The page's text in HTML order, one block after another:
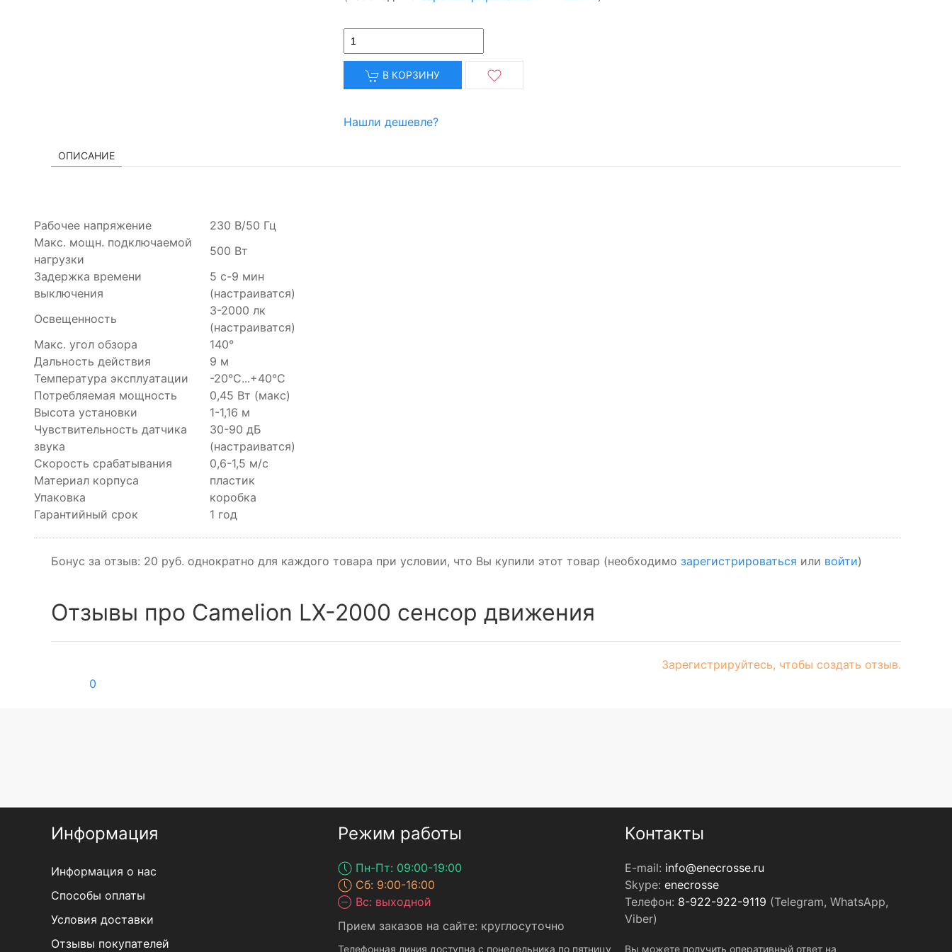
В КОРЗИНУ
Нашли дешевле?
ОПИСАНИЕ
Рабочее напряжение
230 B/50 Гц
Макс. мощн. подключаемой
нагрузки
500 Bт
Задержка времени
выключения
5 с-9 мин
(настраиватся)
Освещенность
3-2000 лк
(настраиватся)
Макс. угол обзора
140°
Дальность действия
9 м
Температура эксплуатации
-20°C...+40°C
Потребляемая мощность
0,45 Вт (макс)
Высота установки
1-1,16 м
Чувствительность датчика
звука
30-90 дБ
(настраиватся)
Скорость срабатывания
0,6-1,5 м/с
Материал корпуса
пластик
Упаковка
коробка
Гарантийный срок
1 год
корпуса:белый
Бонус за отзыв: 20 руб. однократно для каждого товара при условии, что Вы купили этот товар (необходимо зарегистрироваться или войти)
Отзывы про Camelion LX-2000 сенсор движения
Зарегистрируйтесь, чтобы создать отзыв.
0
Информация
Информация о нас
Способы оплаты
Условия доставки
Отзывы покупателей
Режим работы
Пн-Пт: 09:00-19:00
Сб: 9:00-16:00
Вс: выходной
Прием заказов на сайте: круглосуточно
Телефонная линия доступна с понедельника по пятницу
Контакты
E-mail: info@enecrosse.ru
Skype: enecrosse
Телефон: 8-922-922-9119 (Telegram, WhatsApp,
Viber)
Вы можете получить оперативный ответ на